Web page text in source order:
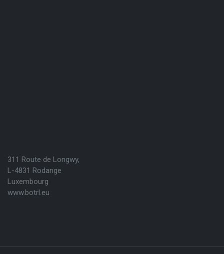
311 Route de Longwy,
L-4831 Rodange
Luxembourg
www.botrl.eu